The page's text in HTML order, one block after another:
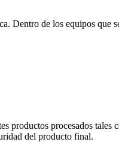
Dentro de los equipos que
productos procesados tales
del producto final.